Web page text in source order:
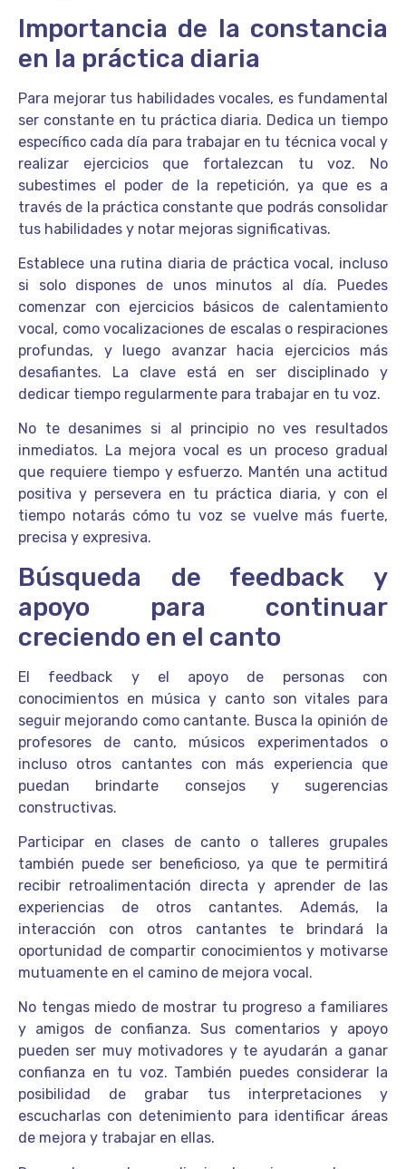
Importancia de la constancia
en la práctica diaria
Para mejorar tus habilidades vocales, es fundamental
ser constante en tu práctica diaria. Dedica un tiempo
específico cada día para trabajar en tu técnica vocal y
realizar ejercicios que fortalezcan tu voz. No
subestimes el poder de la repetición, ya que es a
través de la práctica constante que podrás consolidar
tus habilidades y notar mejoras significativas.
Establece una rutina diaria de práctica vocal, incluso
si solo dispones de unos minutos al día. Puedes
comenzar con ejercicios básicos de calentamiento
vocal, como vocalizaciones de escalas o respiraciones
profundas, y luego avanzar hacia ejercicios más
desafiantes. La clave está en ser disciplinado y
dedicar tiempo regularmente para trabajar en tu voz.
No te desanimes si al principio no ves resultados
inmediatos. La mejora vocal es un proceso gradual
que requiere tiempo y esfuerzo. Mantén una actitud
positiva y persevera en tu práctica diaria, y con el
tiempo notarás cómo tu voz se vuelve más fuerte,
precisa y expresiva.
Búsqueda de feedback y
apoyo para continuar
creciendo en el canto
El feedback y el apoyo de personas con
conocimientos en música y canto son vitales para
seguir mejorando como cantante. Busca la opinión de
profesores de canto, músicos experimentados o
incluso otros cantantes con más experiencia que
puedan brindarte consejos y sugerencias
constructivas.
Participar en clases de canto o talleres grupales
también puede ser beneficioso, ya que te permitirá
recibir retroalimentación directa y aprender de las
experiencias de otros cantantes. Además, la
interacción con otros cantantes te brindará la
oportunidad de compartir conocimientos y motivarse
mutuamente en el camino de mejora vocal.
No tengas miedo de mostrar tu progreso a familiares
y amigos de confianza. Sus comentarios y apoyo
pueden ser muy motivadores y te ayudarán a ganar
confianza en tu voz. También puedes considerar la
posibilidad de grabar tus interpretaciones y
escucharlas con detenimiento para identificar áreas
de mejora y trabajar en ellas.